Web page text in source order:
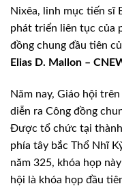
Nixêa, linh mục tiến sĩ
phát triển liên tục của
đồng chung đầu tiên
Elias D. Mallon –
Năm nay, Giáo hội
diễn ra Công đồng
Được tổ chức tại thành
phía tây bắc Thổ Nhĩ
năm 325, khóa họp
hội là khóa họp đầu